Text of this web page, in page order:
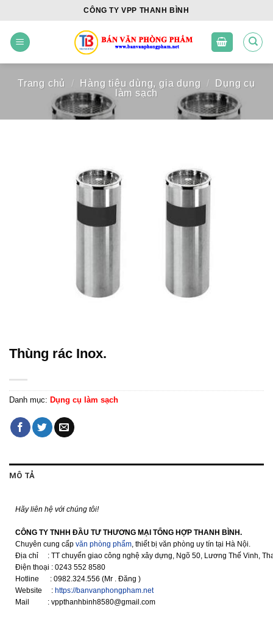
content
CÔNG TY VPP THANH BÌNH
Trang chủ / Hàng tiêu dùng, gia dụng /
Dụng cụ
làm sạch
Thùng rác Inox.
Danh mục: Dụng cụ làm sạch
MÔ TẢ
Hãy liên hệ với chúng tôi!
CÔNG TY TNHH ĐẦU TƯ THƯƠNG MẠI TỔNG HỢP THANH BÌNH.
Chuyên cung cấp văn phòng phẩm, thiết bị văn phòng uy tín tại Hà Nội.
Địa chỉ : TT chuyển giao công nghệ xây dựng, Ngõ 50, Lương Thế Vinh,
Điện thoại : 0243 552 8580
Hotline : 0982.324.556 (Mr . Đăng )
Website : https://banvanphongpham.net
Mail : vppthanhbinh8580@gmail.com